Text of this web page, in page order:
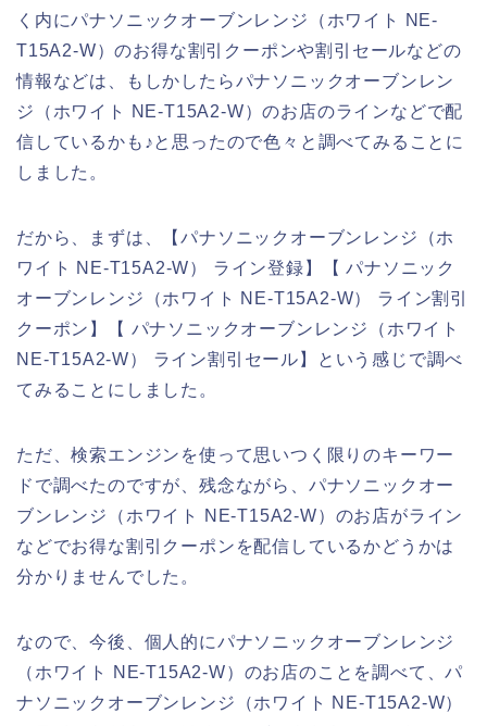
く内にパナソニックオーブンレンジ（ホワイト NE-
T15A2-W）のお得な割引クーポンや割引セールなどの
情報などは、もしかしたらパナソニックオーブンレン
ジ（ホワイト NE-T15A2-W）のお店のラインなどで配
信しているかも♪と思ったので色々と調べてみることに
しました。
だから、まずは、【パナソニックオーブンレンジ（ホ
ワイト NE-T15A2-W） ライン登録】【 パナソニック
オーブンレンジ（ホワイト NE-T15A2-W） ライン割引
クーポン】【 パナソニックオーブンレンジ（ホワイト
NE-T15A2-W） ライン割引セール】という感じで調べ
てみることにしました。
ただ、検索エンジンを使って思いつく限りのキーワー
ドで調べたのですが、残念ながら、パナソニックオー
ブンレンジ（ホワイト NE-T15A2-W）のお店がライン
などでお得な割引クーポンを配信しているかどうかは
分かりませんでした。
なので、今後、個人的にパナソニックオーブンレンジ
（ホワイト NE-T15A2-W）のお店のことを調べて、パ
ナソニックオーブンレンジ（ホワイト NE-T15A2-W）